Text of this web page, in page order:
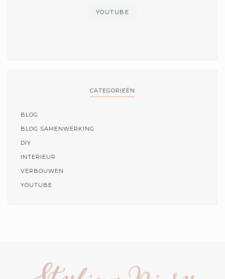
YOUTUBE
CATEGORIEËN
BLOG
BLOG SAMENWERKING
DIY
INTERIEUR
VERBOUWEN
YOUTUBE